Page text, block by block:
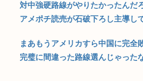
対中強硬路線がやりたかったんだ
アメポチ読売が石破下ろし主導し
まあもうアメリカすら中国に完全
完璧に間違った路線選んじゃった